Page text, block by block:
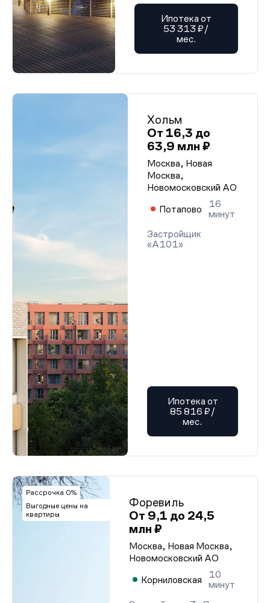
Ипотека от
53 313 ₽/
мес.
Хольм
От 16,3 до
63,9 млн ₽
Москва, Новая
Москва,
Новомосковский АО
Потапово
16
минут
Застройщик
«А101»
Ипотека от
85 816 ₽/
мес.
Рассрочка 0%
Выгодные цены на
квартиры
Форевиль
От 9,1 до 24,5
млн ₽
Москва, Новая Москва,
Новомосковский АО
Корниловская
10
минут